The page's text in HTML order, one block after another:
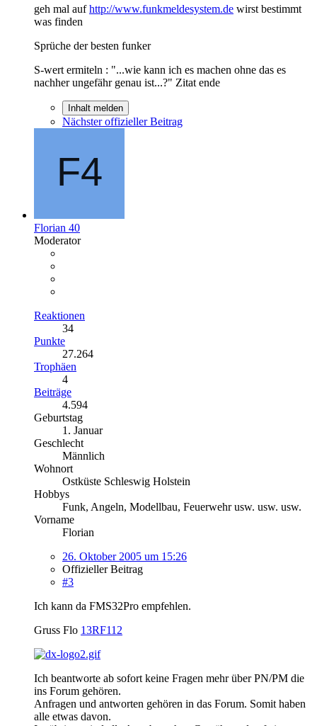
geh mal aufhttp://www.funkmeldesystem.de wirst bestimmt
was finden
Sprüche der besten funker
S-wert ermiteln : "...wie kann ich es machen ohne das es
nachher ungefähr genau ist...?" Zitat ende
Inhalt melden
Nächster offizieller Beitrag
Florian 40
Moderator
Reaktionen
34
Punkte
27.264
Trophäen
4
Beiträge
4.594
Geburtstag
1. Januar
Geschlecht
Männlich
Wohnort
Ostküste Schleswig Holstein
Hobbys
Funk, Angeln, Modellbau, Feuerwehr usw. usw. usw.
Vorname
Florian
26. Oktober 2005 um 15:26
Offizieller Beitrag
#3
Ich kann da FMS32Pro empfehlen.
Gruss Flo 13RF112
Ich beantworte ab sofort keine Fragen mehr über PN/PM die
ins Forum gehören.
Anfragen und antworten gehören in das Forum. Somit haben
alle etwas davon.